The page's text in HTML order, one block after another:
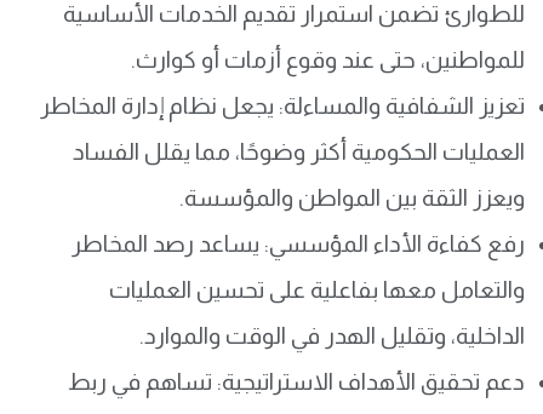
للطوارئ تضمن استمرار تقديم الخدمات الأساسية
للمواطنين، حتى عند وقوع أزمات أو كوارث.
تعزيز الشفافية والمساءلة: يجعل نظام إدارة المخاطر
العمليات الحكومية أكثر وضوحًا، مما يقلل الفساد
ويعزز الثقة بين المواطن والمؤسسة.
رفع كفاءة الأداء المؤسسي: يساعد رصد المخاطر
والتعامل معها بفاعلية على تحسين العمليات
الداخلية، وتقليل الهدر في الوقت والموارد.
دعم تحقيق الأهداف الاستراتيجية: تساهم في ربط